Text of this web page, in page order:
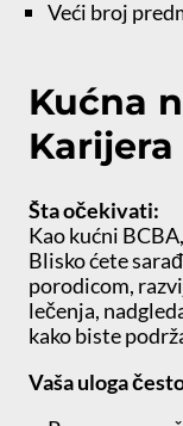
Veći broj
Kućna
Karijera
Šta očekivati:
Kao kućni
Blisko ćete
porodicom,
lečenja,
kako biste
Vaša uloga